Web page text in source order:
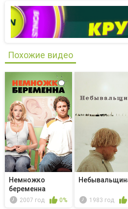
Похожие видео
Немножко
беременна
2007 год 0% 1983 год